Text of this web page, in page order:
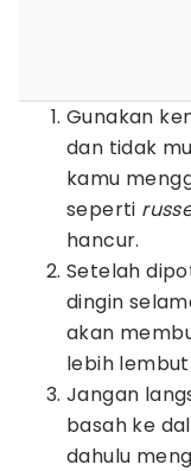
Gunakan
dan tidak
kamu
seperti
hancur.
Setelah
dingin
akan
lebih
Jangan
basah ke
dahulu